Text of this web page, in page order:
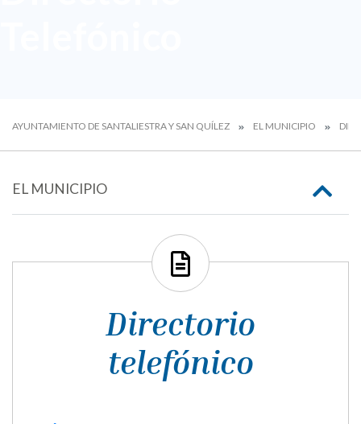
AYUNTAMIENTO DE SANTALIESTRA Y SAN QUÍLEZ EL MUNICIPIO
EL MUNICIPIO
Directorio
telefónico